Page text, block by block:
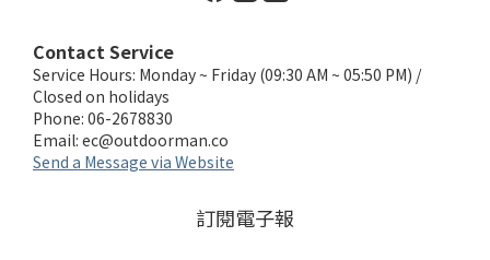
Contact Service
Service Hours: Monday ~ Friday (09:30 AM ~ 05:50 PM) /
Closed on holidays
Phone: 06-2678830
Email: ec@outdoorman.co
Send a Message via Website
訂閱電子報